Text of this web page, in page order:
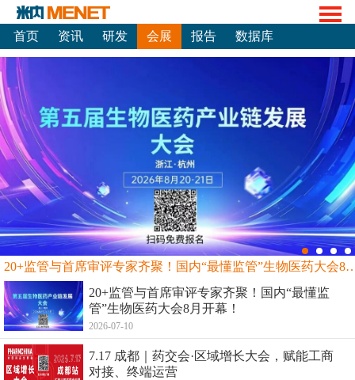
首页 资讯 研发 会展 报告 数据库
20+监管与首席审评专家齐聚！国内“最
20+监管与首席审评专家齐聚！国内“最懂监
管”生物医药大会8月开幕！
2026-07-10
7.17 成都｜药交会·区域增长大会，赋能工商
对接、终端运营